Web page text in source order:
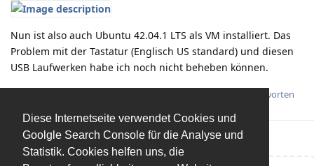
Diese Internetseite verwendet Cookies und
Goolgle Search Console für die Analyse und
Statistik. Cookies helfen uns, die
Nun ist also auch Ubuntu 42.04.1 LTS als VM installiert. Das
Problem mit der Tastatur (Englisch US standard) und diesen
USB Laufwerken habe ich noch nicht beheben können.
Antworten